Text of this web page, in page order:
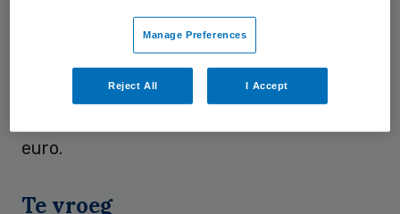
goedkoopste tandarts van Nederland
rekent voor een tweevlakvulling 43,50 euro,
terwijl de duurste tandarts 110 euro vraagt.
Het prijsverschil tussen de goedkoopste en
euro.
Te vroeg
Manage Preferences
Reject All I Accept